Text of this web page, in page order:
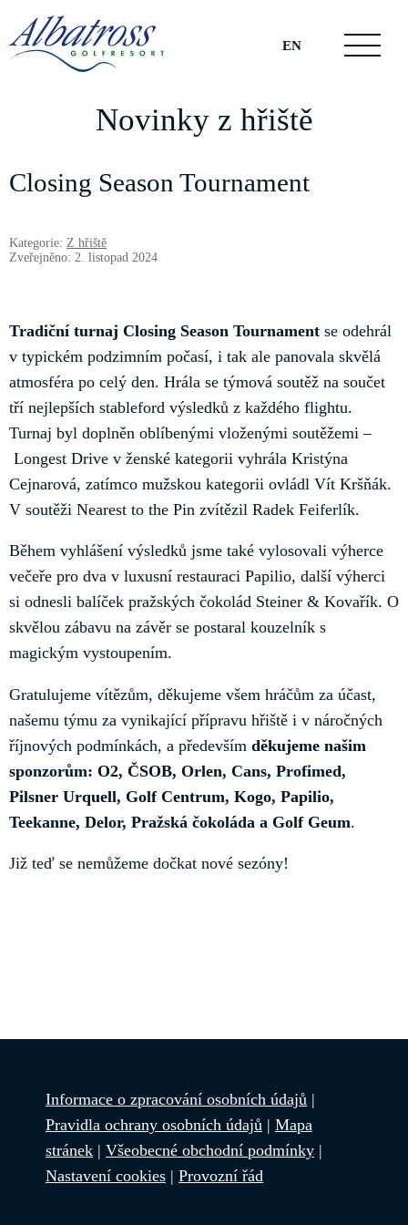
EN
Novinky z hřiště
Closing Season Tournament
Kategorie: Z hřiště
Zveřejněno: 2. listopad 2024
Tradiční turnaj Closing Season Tournament se odehrál
v typickém podzimním počasí, i tak ale panovala skvělá
atmosféra po celý den. Hrála se týmová soutěž na součet
tří nejlepších stableford výsledků z každého flightu.
Turnaj byl doplněn oblíbenými vloženými soutěžemi –
Longest Drive v ženské kategorii vyhrála Kristýna
Cejnarová, zatímco mužskou kategorii ovládl Vít Kršňák.
V soutěži Nearest to the Pin zvítězil Radek Feiferlík.
Během vyhlášení výsledků jsme také vylosovali výherce
večeře pro dva v luxusní restauraci Papilio, další výherci
si odnesli balíček pražských čokolád Steiner & Kovařík. O
skvělou zábavu na závěr se postaral kouzelník s
magickým vystoupením.
Gratulujeme vítězům, děkujeme všem hráčům za účast,
našemu týmu za vynikající přípravu hřiště i v náročných
říjnových podmínkách, a především děkujeme našim
sponzorům: O2, ČSOB, Orlen, Cans, Profimed,
Pilsner Urquell, Golf Centrum, Kogo, Papilio,
Teekanne, Delor, Pražská čokoláda a Golf Geum.
Již teď se nemůžeme dočkat nové sezóny!
Informace o zpracování osobních údajů |
Pravidla ochrany osobních údajů | Mapa
stránek | Všeobecné obchodní podmínky |
Nastavení cookies | Provozní řád